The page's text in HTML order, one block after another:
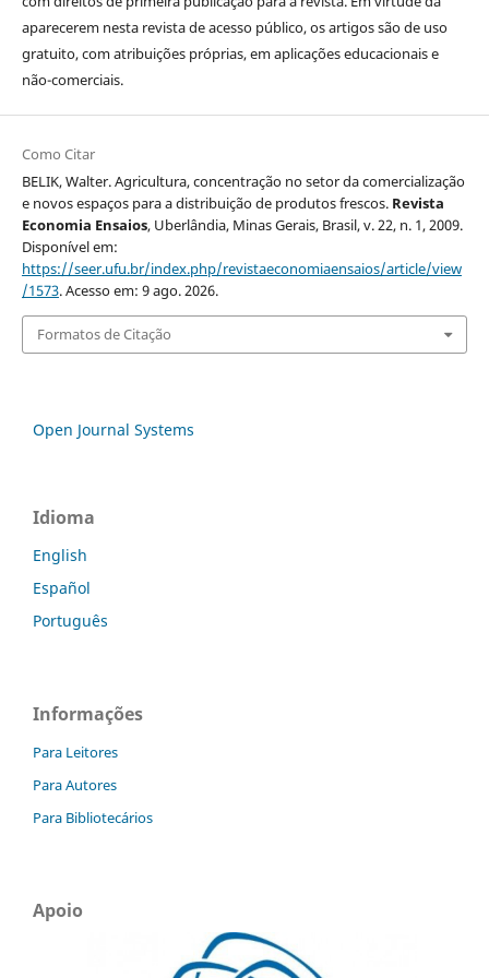
aparecerem nesta revista de acesso público, os artigos são de uso
gratuito, com atribuições próprias, em aplicações educacionais e
não-comerciais.
Como Citar
BELIK, Walter. Agricultura, concentração no setor da comercialização
e novos espaços para a distribuição de produtos frescos. Revista
Economia Ensaios, Uberlândia, Minas Gerais, Brasil, v. 22, n. 1, 2009.
Disponível em:
https://seer.ufu.br/index.php/revistaeconomiaensaios/article/view
/1573. Acesso em: 9 ago. 2026.
Formatos de Citação
Open Journal Systems
Idioma
English
Español
Português
Informações
Para Leitores
Para Autores
Para Bibliotecários
Apoio